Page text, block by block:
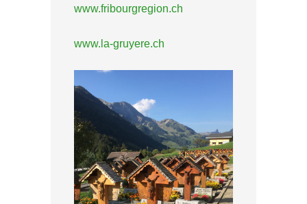
www.fribourgregion.ch
www.la-gruyere.ch